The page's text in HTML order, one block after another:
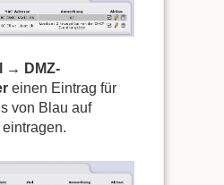
→ DMZ-
einen Eintrag für
von Blau auf